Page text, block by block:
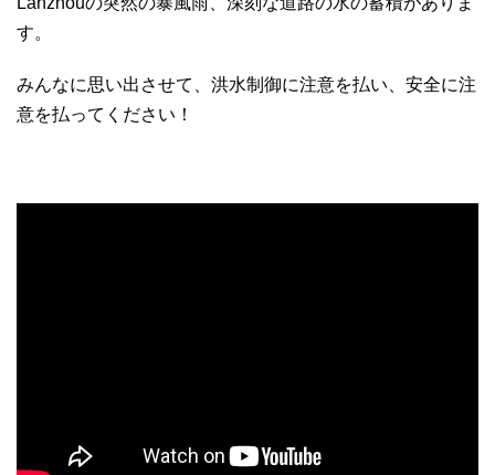
す。
みんなに思い出させて、洪水制御に注意を払い、安全に注
意を払ってください！